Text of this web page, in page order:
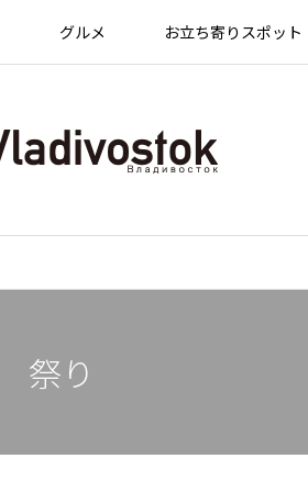
グルメ お立ち寄りスポット
祭り